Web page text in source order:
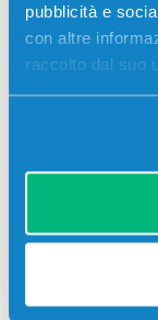
pubblicità e
con altre
raccolto dal suo
Recensioni